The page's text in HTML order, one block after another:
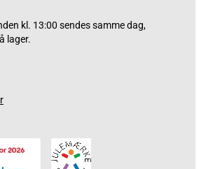
kl. 13:00 sendes samme dag,
lager.